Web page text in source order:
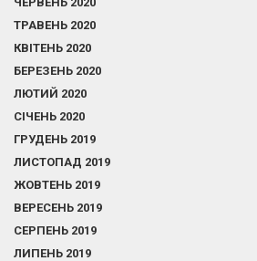
ТРАВЕНЬ 2020
КВІТЕНЬ 2020
БЕРЕЗЕНЬ 2020
ЛЮТИЙ 2020
СІЧЕНЬ 2020
ГРУДЕНЬ 2019
ЛИСТОПАД 2019
ЖОВТЕНЬ 2019
ВЕРЕСЕНЬ 2019
СЕРПЕНЬ 2019
ЛИПЕНЬ 2019